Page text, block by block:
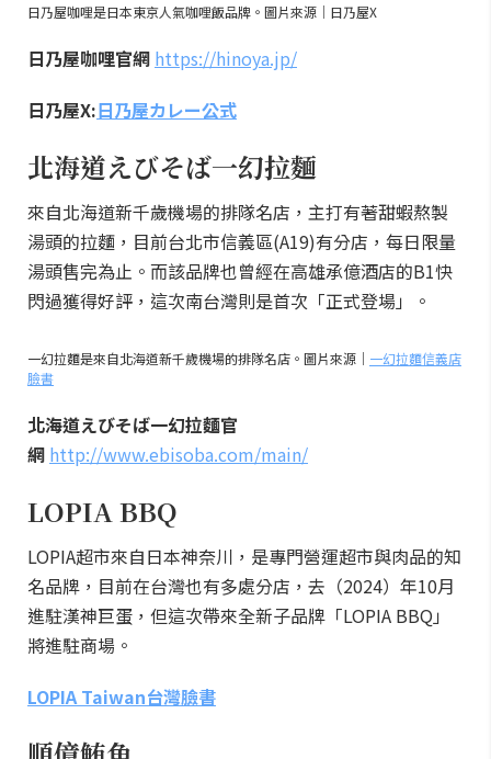
日乃屋咖哩是日本東京人氣咖哩飯品牌。圖片來源｜日乃屋X
日乃屋咖哩官網 https://hinoya.jp/
日乃屋X:日乃屋カレー公式
北海道えびそば一幻拉麵
來自北海道新千歲機場的排隊名店，主打有著甜蝦熬製
湯頭的拉麵，目前台北市信義區(A19)有分店，每日限量
湯頭售完為止。而該品牌也曾經在高雄承億酒店的B1快
閃過獲得好評，這次南台灣則是首次「正式登場」。
一幻拉麵是來自北海道新千歲機場的排隊名店。圖片來源｜ 一幻拉麵信義店
臉書
北海道えびそば一幻拉麵官
網 http://www.ebisoba.com/main/
LOPIA BBQ
LOPIA超市來自日本神奈川，是專門營運超市與肉品的知
名品牌，目前在台灣也有多處分店，去（2024）年10月
進駐漢神巨蛋，但這次帶來全新子品牌「LOPIA BBQ」
將進駐商場。
LOPIA Taiwan台灣臉書